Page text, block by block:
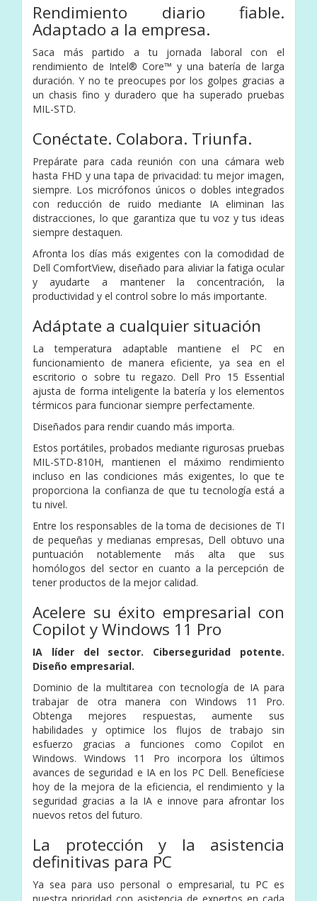
Rendimiento diario fiable.
Adaptado a la empresa.
Saca más partido a tu jornada laboral con el
rendimiento de Intel® Core™ y una batería de larga
duración. Y no te preocupes por los golpes gracias a
un chasis fino y duradero que ha superado pruebas
MIL-STD.
Conéctate. Colabora. Triunfa.
Prepárate para cada reunión con una cámara web
hasta FHD y una tapa de privacidad: tu mejor imagen,
siempre. Los micrófonos únicos o dobles integrados
con reducción de ruido mediante IA eliminan las
distracciones, lo que garantiza que tu voz y tus ideas
siempre destaquen.
Afronta los días más exigentes con la comodidad de
Dell ComfortView, diseñado para aliviar la fatiga ocular
y ayudarte a mantener la concentración, la
productividad y el control sobre lo más importante.
Adáptate a cualquier situación
La temperatura adaptable mantiene el PC en
funcionamiento de manera eficiente, ya sea en el
escritorio o sobre tu regazo. Dell Pro 15 Essential
ajusta de forma inteligente la batería y los elementos
térmicos para funcionar siempre perfectamente.
Diseñados para rendir cuando más importa.
Estos portátiles, probados mediante rigurosas pruebas
MIL-STD-810H, mantienen el máximo rendimiento
incluso en las condiciones más exigentes, lo que te
proporciona la confianza de que tu tecnología está a
tu nivel.
Entre los responsables de la toma de decisiones de TI
de pequeñas y medianas empresas, Dell obtuvo una
puntuación notablemente más alta que sus
homólogos del sector en cuanto a la percepción de
tener productos de la mejor calidad.
Acelere su éxito empresarial con
Copilot y Windows 11 Pro
IA líder del sector. Ciberseguridad potente.
Diseño empresarial.
Dominio de la multitarea con tecnología de IA para
trabajar de otra manera con Windows 11 Pro.
Obtenga mejores respuestas, aumente sus
habilidades y optimice los flujos de trabajo sin
esfuerzo gracias a funciones como Copilot en
Windows. Windows 11 Pro incorpora los últimos
avances de seguridad e IA en los PC Dell. Benefíciese
hoy de la mejora de la eficiencia, el rendimiento y la
seguridad gracias a la IA e innove para afrontar los
nuevos retos del futuro.
La protección y la asistencia
definitivas para PC
Ya sea para uso personal o empresarial, tu PC es
nuestra prioridad con asistencia de expertos en cada